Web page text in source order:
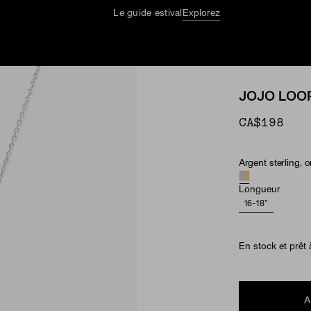
Nettoyage De Bijoux Gratuit En Magasin
JOJO
CA$198
Matériau
Argent sterling,
Longueur
16-18"
En stock et prêt